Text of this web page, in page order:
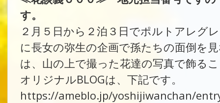
す。
２月５日から２泊３日でポルトアレグ
に長女の弥生の企画で孫たちの面倒を
は、山の上で撮った花達の写真で飾る
オリジナルBLOGは、下記です。
https://ameblo.jp/yoshijiwanchan/